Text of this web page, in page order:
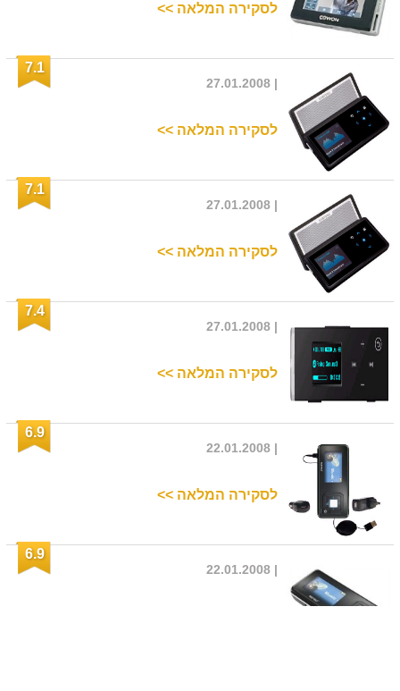
לסקירה המלאה >>
7.1
| 27.01.2008
לסקירה המלאה >>
7.1
| 27.01.2008
לסקירה המלאה >>
7.4
| 27.01.2008
לסקירה המלאה >>
6.9
| 22.01.2008
לסקירה המלאה >>
6.9
| 22.01.2008